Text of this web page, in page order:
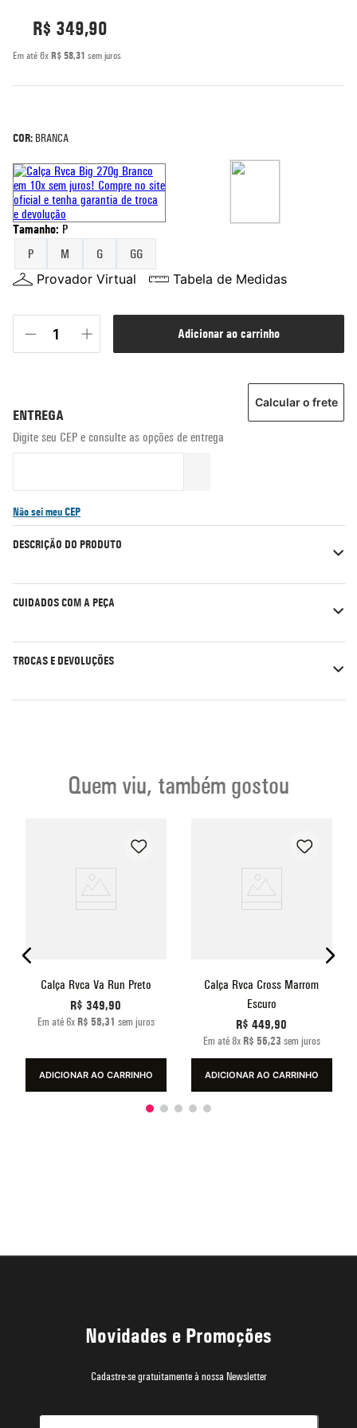
R$ 349,90
Em até 6x R$ 58,31 sem juros
COR: BRANCA
Tamanho: P
P
M G GG
Provador Virtual Tabela de Medidas
adicionar ao carrinho
Não sei meu CEP
Calcular o frete
DESCRIÇÃO DO PRODUTO
CUIDADOS COM A PEÇA
TROCAS E DEVOLUÇÕES
Quem viu, também gostou
Calça Rvca Va Run Preto
R$ 349,90
Em até 6x R$ 58,31 sem juros
ADICIONAR AO CARRINHO
Calça Rvca Cross Marrom
Escuro
R$ 449,90
Em até8x R$ 56,23 sem juros
ADICIONAR AO CARRINHO
Novidades e Promoções
Cadastre-se gratuitamente à nossa Newsletter
º
bermuda
6º
rash guard
9º
corta vento
10º jaqueta